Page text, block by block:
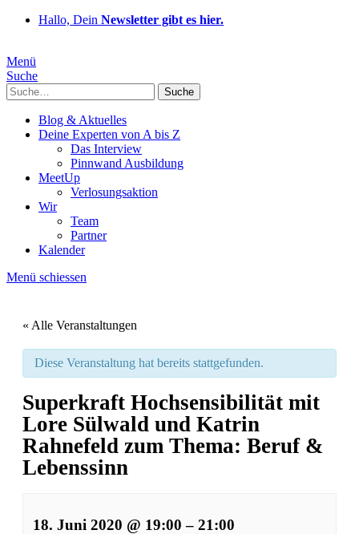
Hallo, Dein Newsletter gibt es hier.
Menü
Suche
Suche
Blog & Aktuelles
Deine Experten von A bis Z
Das Interview
Pinnwand Ausbildung
MeetUp
Verlosungsaktion
Wir
Team
Partner
Kalender
Menü schiessen
« Alle Veranstaltungen
Diese Veranstaltung hat bereits stattgefunden.
Superkraft Hochsensibilität mit
Lore Sülwald und Katrin
Rahnefeld zum Thema: Beruf &
Lebenssinn
18. Juni 2020 @ 19:00 – 21:00